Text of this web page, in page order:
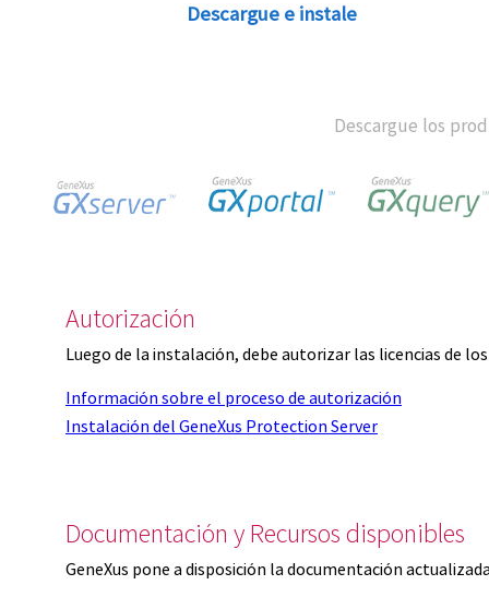
Descargue e instale
Descargue los
Autorización
Luego de la instalación, debe autorizar las licencias de
Información sobre el proceso de autorización
Instalación del GeneXus Protection Server
Documentación y Recursos disponibles
GeneXus pone a disposición la documentación